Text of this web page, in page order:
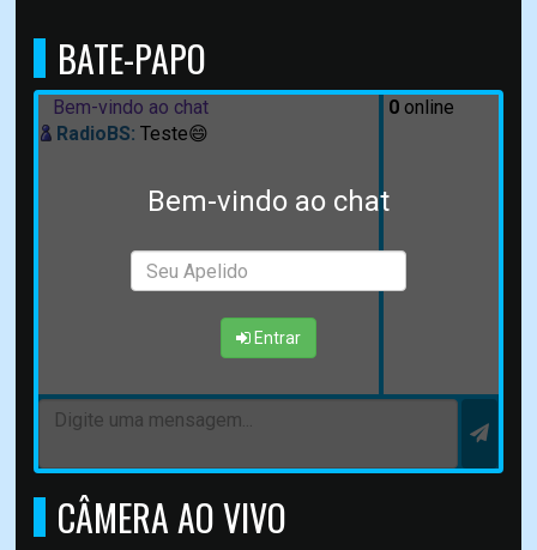
BATE-PAPO
Bem-vindo ao chat
Entrar
Bem-vindo ao chat
RadioBS: Teste😄
0online
CÂMERA AO VIVO